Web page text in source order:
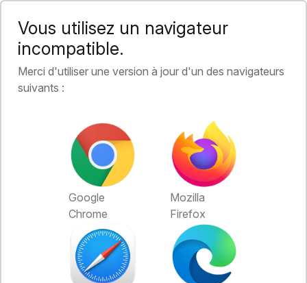
Vous utilisez un navigateur
incompatible.
Merci d'utiliser une version à jour d'un des navigateurs
suivants :
Google
Chrome
Mozilla
Firefox